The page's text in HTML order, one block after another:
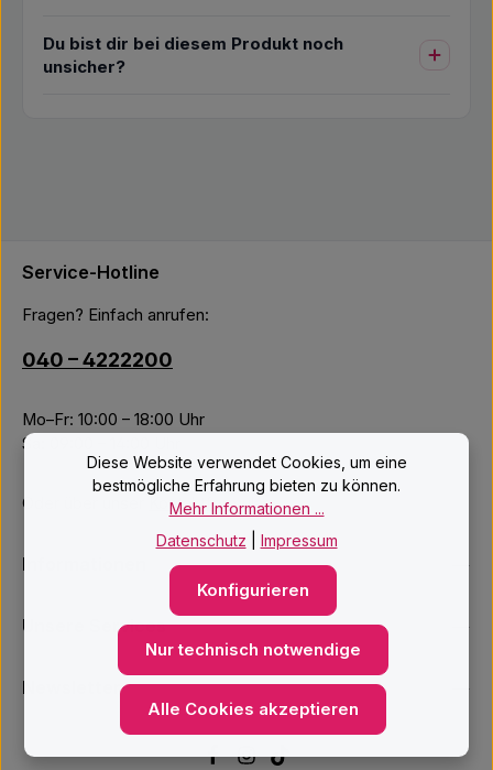
Du bist dir bei diesem Produkt noch
unsicher?
Service-Hotline
Fragen? Einfach anrufen:
040 – 4222200
Mo–Fr: 10:00 – 18:00 Uhr
Sa: 09:00 – 14:00 Uhr
Oder über unser Kontaktformular.
Informationen
Unsere Services
Newsletter
Diese Website verwendet Cookies, um eine
bestmögliche Erfahrung bieten zu können.
Mehr Informationen ...
Datenschutz
Impressum
Nur technisch notwendige
Konfigurieren
Alle Cookies akzeptieren